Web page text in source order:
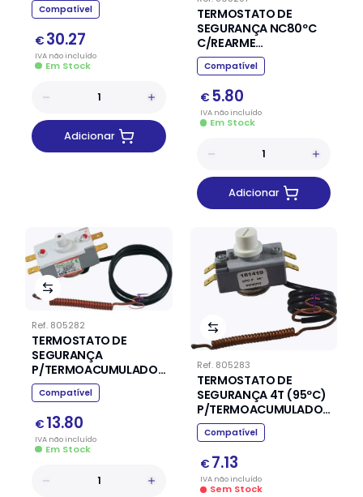
Compatível
€ 30.27
IVA nãoincluído
Em Stock
Adicionar
TERMOSTATO DE
SEGURANÇA NC80ºC
C/REARME
P/TERMOACUMULADOR
FAGOR EDESA
Compatível
€ 5.80
IVA nãoincluído
Em Stock
Adicionar
Ref. 805282
TERMOSTATO DE
SEGURANÇA
P/TERMOACUMULADOR
COINTRA
Compatível
€ 13.80
IVA nãoincluído
Em Stock
Ref. 805283
TERMOSTATO DE
SEGURANÇA 4T (95ºC)
P/TERMOACUMULADOR
ARISTON
Compatível
€ 7.13
IVA nãoincluído
Sem Stock